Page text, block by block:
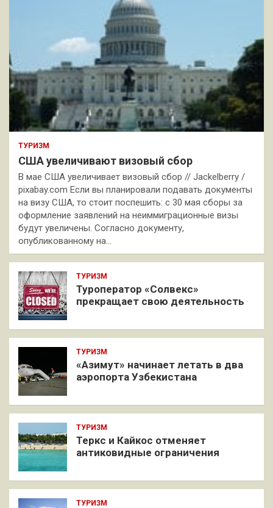
ТУРИЗМ
США увеличивают визовый сбор
В мае США увеличивает визовый сбор // Jackelberry /
pixabay.com Если вы планировали подавать документы
на визу США, то стоит поспешить: с 30 мая сборы за
оформление заявлений на неиммиграционные визы
будут увеличены. Согласно документу,
опубликованному на…
ТУРИЗМ
Туроператор «Солвекс»
прекращает свою деятельность
ТУРИЗМ
«Азимут» начинает летать в два
аэропорта Узбекистана
ТУРИЗМ
Теркс и Кайкос отменяет
антиковидные ограничения
ТУРИЗМ